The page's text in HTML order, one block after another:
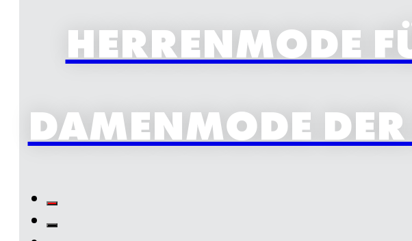
HERRENMODE
DAMENMODE